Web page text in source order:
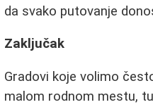
da svako putovanje
Zaključak
Gradovi koje volimo
malom rodnom mestu,